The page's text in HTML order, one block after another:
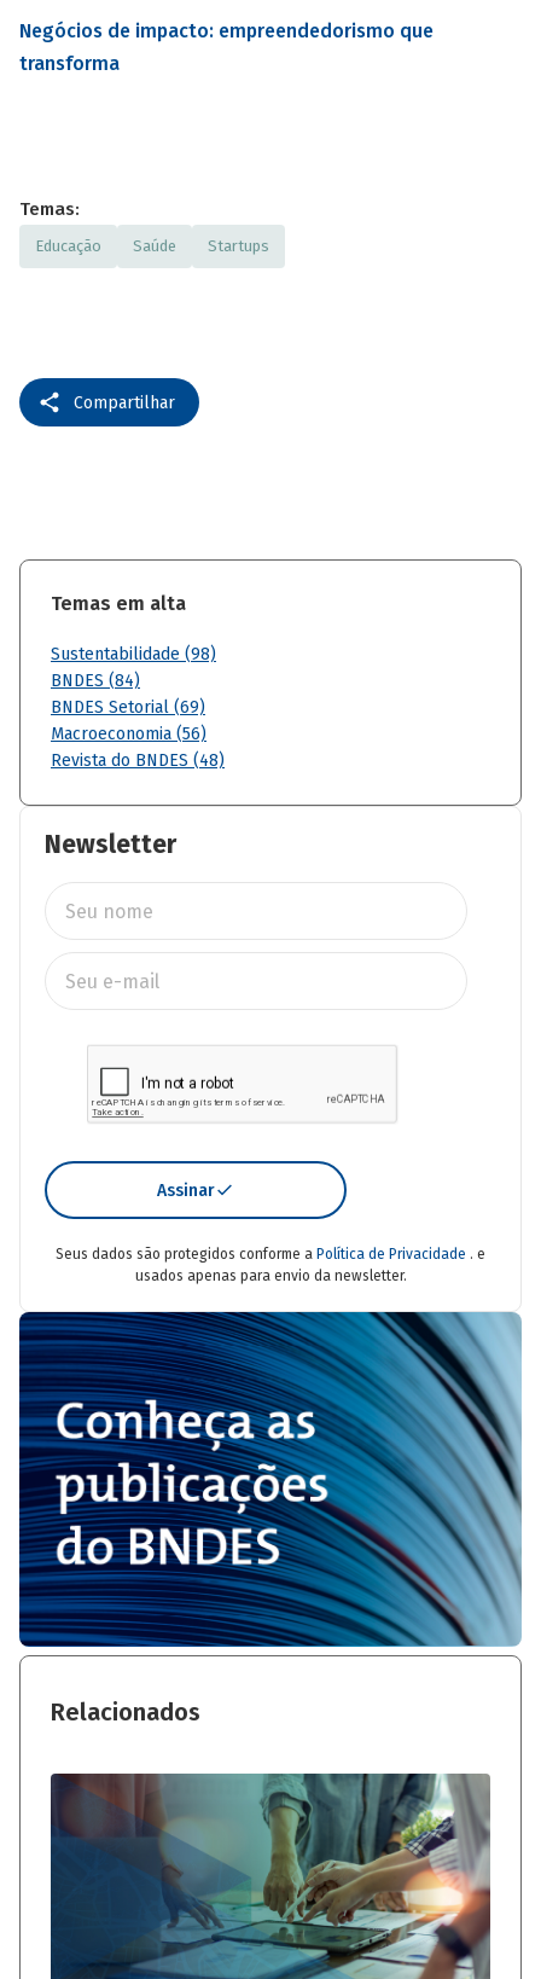
Negócios de impacto: empreendedorismo que
transforma
Temas:
Educação Saúde Startups
Compartilhar
Temas em alta
Sustentabilidade (98)
BNDES (84)
BNDES Setorial (69)
Macroeconomia (56)
Revista do BNDES (48)
Newsletter
Assinar
Seus dados são protegidos conforme a Política de Privacidade . e
usados apenas para envio da newsletter.
Relacionados